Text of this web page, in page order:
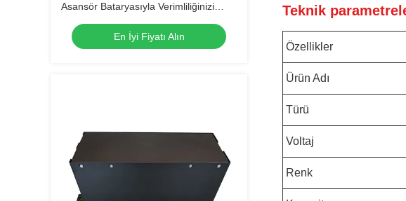
Asansör Bataryasıyla Verimliliğinizi
Maksimize Edin
En İyi Fiyatı Alın
Teknik
Özellikler
Ürün Adı
Türü
Voltaj
Renk